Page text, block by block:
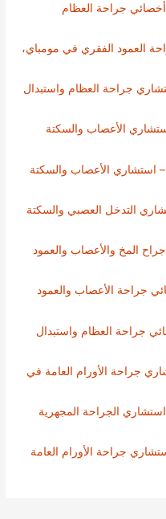
جراحة العظام
العمود الفقري في مومباي،
جراحة العظام واستبدال
الأعصاب والسكتة
استشاري الأعصاب والسكتة
التدخل العصبي والسكتة
المخ والأعصاب والعمود
جراحة الأعصاب والعمود
جراحة العظام واستبدال
جراحة الأورام العامة في
الجراحة المجهرية
جراحة الأورام العامة